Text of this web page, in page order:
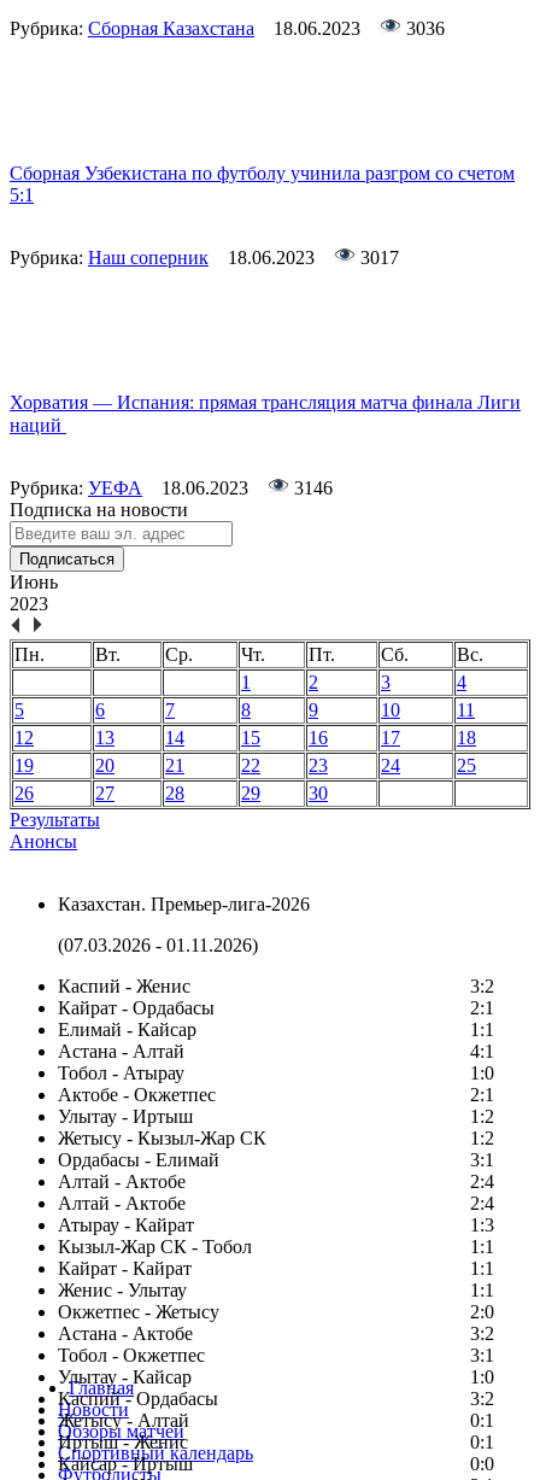
Рубрика: Сборная Казахстана 18.06.2023 3036
Сборная Узбекистана по футболу учинила разгром со счетом
5:1
Рубрика: Наш соперник 18.06.2023 3017
Хорватия — Испания: прямая трансляция матча финала Лиги
наций
Рубрика: УЕФА 18.06.2023
3146
Подписка на новости
Подписаться
Июнь
2023
Пн. Вт. Ср. Чт. Пт. Сб.
Вс.
1
2 3
4
5
6 7 8 9 10
11
12
13 14 15 16 17
18
19
20 21 22 23 24
25
26
27 28 29
30
Результаты
Анонсы
Казахстан. Премьер-лига-2026
(07.03.2026 - 01.11.2026)
Каспий - Женис
3:2
Кайрат - Ордабасы
2:1
Елимай - Кайсар
1:1
Астана - Алтай
4:1
Тобол - Атырау
1:0
Актобе - Окжетпес
2:1
Улытау - Иртыш
1:2
Жетысу - Кызыл-Жар СК
1:2
Ордабасы - Елимай
3:1
Алтай - Актобе
2:4
Алтай - Актобе
2:4
Атырау - Кайрат
1:3
Кызыл-Жар СК - Тобол
1:1
Кайрат - Кайрат
1:1
Женис - Улытау
1:1
Окжетпес - Жетысу
2:0
Астана - Актобе
3:2
Тобол - Окжетпес
3:1
Улытау - Кайсар
1:0
Каспий - Ордабасы
3:2
Жетысу - Алтай
0:1
Иртыш - Женис
0:1
Кайсар - Иртыш
0:0
Главная
Новости
Обзоры матчей
Спортивный календарь
Футболисты